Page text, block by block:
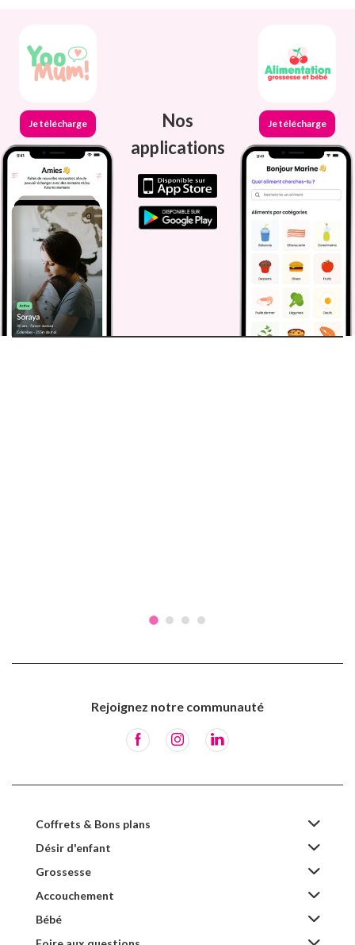
Je télécharge
Nos
applications
Je télécharge
Rejoignez notre communauté
Coffrets & Bons plans
Désir d'enfant
Grossesse
Accouchement
Bébé